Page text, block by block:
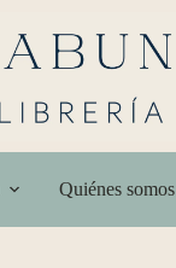
Quiénes somos